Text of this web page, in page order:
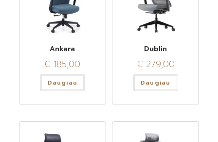
Ankara
€ 185,00
Daugiau
Dublin
€279,00
Daugiau